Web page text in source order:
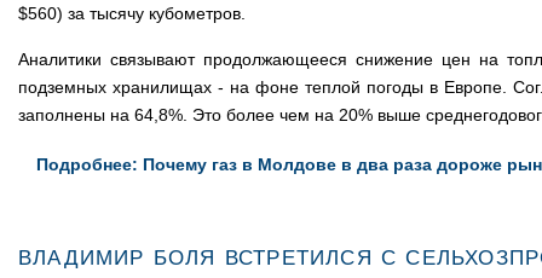
$560) за тысячу кубометров.
Аналитики связывают продолжающееся снижение цен на
подземных хранилищах - на фоне теплой погоды в Европе.
заполнены на 64,8%. Это более чем на 20% выше
Подробнее: Почему газ в Молдове в два раза дороже
Владимир Боля встретился с